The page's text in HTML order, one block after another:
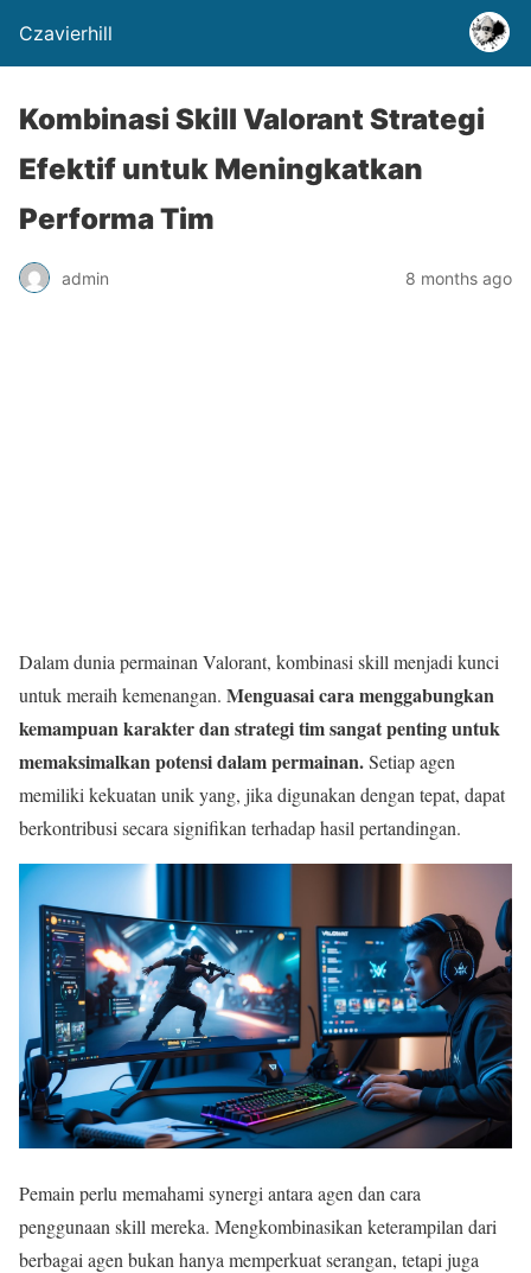
Czavierhill
Kombinasi Skill Valorant Strategi
Efektif untuk Meningkatkan
Performa Tim
admin 8 months ago
Dalam dunia permainan Valorant, kombinasi skill menjadi kunci
untuk meraih kemenangan. Menguasai cara menggabungkan
kemampuan karakter dan strategi tim sangat penting untuk
memaksimalkan potensi dalam permainan.Setiap agen
memiliki kekuatan unik yang, jika digunakan dengan tepat, dapat
berkontribusi secara signifikan terhadap hasil pertandingan.
Pemain perlu memahami synergi antara agen dan cara
penggunaan skill mereka. Mengkombinasikan keterampilan dari
berbagai agen bukan hanya memperkuat serangan, tetapi juga